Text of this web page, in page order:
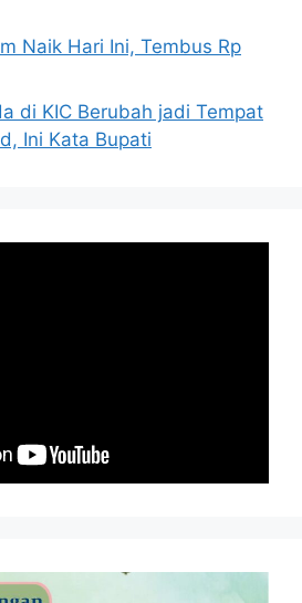
Naik Hari Ini, Tembus Rp
di KIC Berubah jadi Tempat
Ini Kata Bupati